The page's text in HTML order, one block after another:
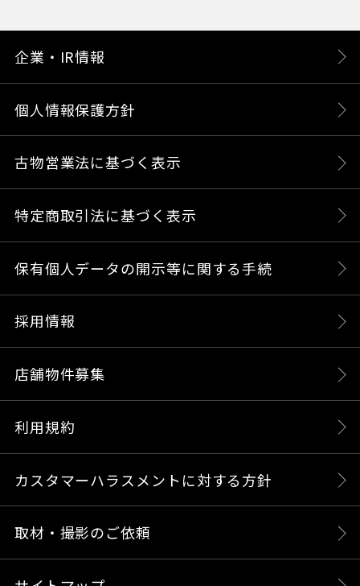
企業・IR情報
個人情報保護方針
古物営業法に基づく表示
特定商取引法に基づく表示
保有個人データの開示等に関する手続
採用情報
店舗物件募集
利用規約
カスタマーハラスメントに対する方針
取材・撮影のご依頼